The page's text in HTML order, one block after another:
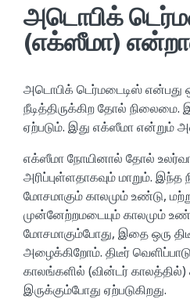
அடொபிக்
(எக்ஸீமா)
அடொபிக் டெர்மடைடிஸ் என்பது
நீடித்திருக்கிற தோல் நிலைமை.
ஏற்படும். இது எக்ஸீமா என்றும்
எக்ஸீமா நோயினால் தோல்
அரிப்புள்ளதாகவும் மாறும். இந்த
மோசமாகும் காலமும் உண்டு,
முன்னேற்றமடையும் காலமும்
மோசமாகும்போது, இதை ஒரு
அழைக்கிறோம். திடீர்
காலங்களில் (வின்டர் காலத்தில்)
இருக்கும்போது ஏற்படுகிறது.